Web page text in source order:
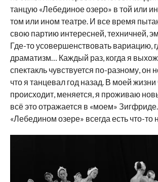
танцую «Лебединое озеро» в той или
том или ином театре. И все время
свою партию интересней, техничней,
Где-то усовершенствовать вариацию,
драматизм… Каждый раз, когда я
спектакль чувствуется по-разному, он
что я танцевал год назад. В моей жизни
происходит, меняется, я проживаю
всё это отражается в «моем»
«Лебедином озере» всегда есть что-то